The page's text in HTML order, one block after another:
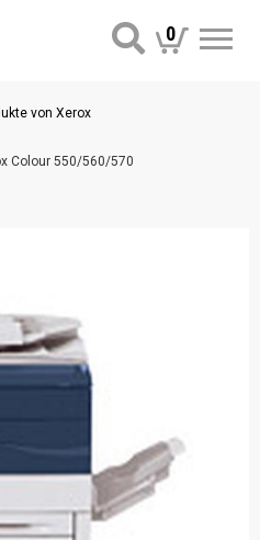
0
von Xerox
Colour 550/560/570